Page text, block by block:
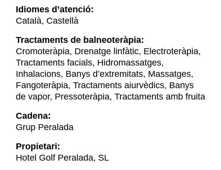
Idiomes d’atenció:
Català, Castellà
Tractaments de balneoteràpia:
Cromoteràpia, Drenatge linfàtic, Electroteràpia,
Tractaments facials, Hidromassatges,
Inhalacions, Banys d’extremitats, Massatges,
Fangoteràpia, Tractaments aiurvèdics, Banys
de vapor, Pressoteràpia, Tractaments amb fruita
Cadena:
Grup Peralada
Propietari:
Hotel Golf Peralada, SL